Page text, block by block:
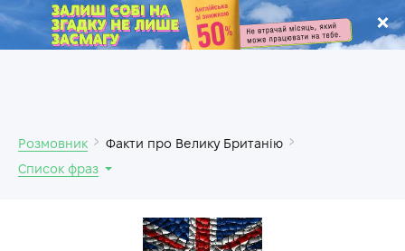
.
Розмовник
Факти про Велику Британію
Список фраз